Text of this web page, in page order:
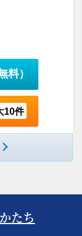
料）
10件
たち